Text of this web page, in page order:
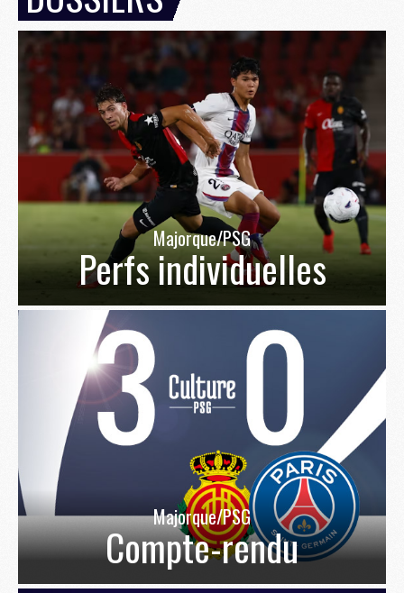
Majorque/PSG
Perfs individuelles
Majorque/PSG
Compte-rendu